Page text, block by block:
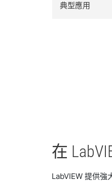
典型應用
在
LabVIEW 提供強